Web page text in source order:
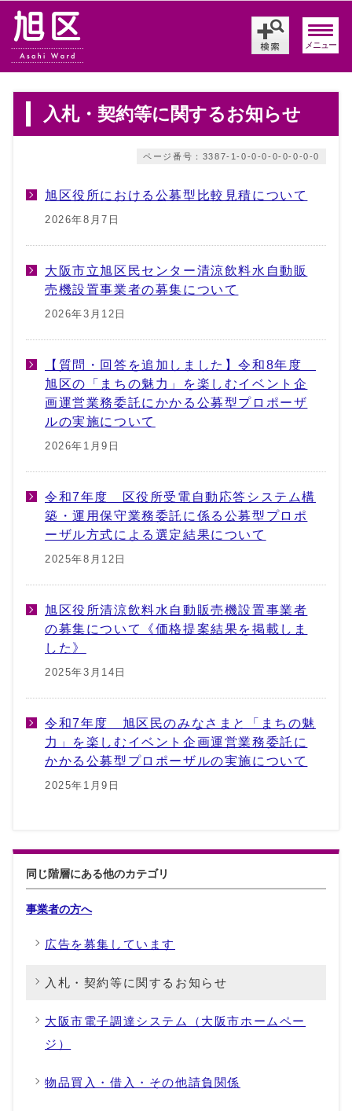
メニュー
入札・契約等に関するお知らせ
ページ番号：3387-1-0-0-0-0-0-0-0-0
旭区役所における公募型比較見積について
2026年8月7日
大阪市立旭区民センター清涼飲料水自動販
売機設置事業者の募集について
2026年3月12日
【質問・回答を追加しました】令和8年度
旭区の「まちの魅力」を楽しむイベント企
画運営業務委託にかかる公募型プロポーザ
ルの実施について
2026年1月9日
令和7年度 区役所受電自動応答システム構
築・運用保守業務委託に係る公募型プロポ
ーザル方式による選定結果について
2025年8月12日
旭区役所清涼飲料水自動販売機設置事業者
の募集について《価格提案結果を掲載しま
した》
2025年3月14日
令和7年度 旭区民のみなさまと「まちの魅
力」を楽しむイベント企画運営業務委託に
かかる公募型プロポーザルの実施について
2025年1月9日
同じ階層にある他のカテゴリ
事業者の方へ
広告を募集しています
入札・契約等に関するお知らせ
大阪市電子調達システム（大阪市ホームペー
ジ）
物品買入・借入・その他請負関係